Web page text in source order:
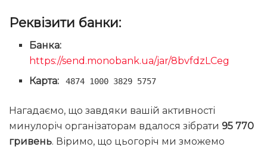
Реквізити банки:
Банка:
https://send.monobank.ua/jar/8bvfdzLCeg
Карта:
4874 1000 3829 5757
Нагадаємо, що завдяки вашій активності
минулоріч організаторам вдалося зібрати 95 770
гривень. Віримо, що цьогоріч ми зможемо